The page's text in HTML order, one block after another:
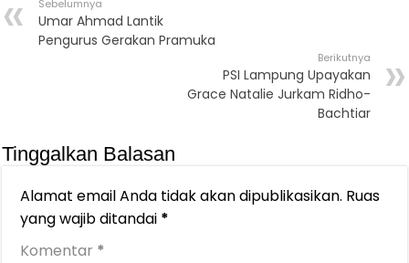
Sebelumnya
Umar Ahmad Lantik
Pengurus Gerakan Pramuka
Berikutnya
PSI Lampung Upayakan
Grace Natalie Jurkam Ridho-
Bachtiar
Tinggalkan Balasan
Alamat email Anda tidak akan dipublikasikan. Ruas
yang wajib ditandai *
Komentar *